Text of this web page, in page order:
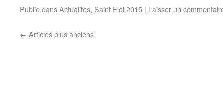
Publié dansActualités, Saint Eloi 2015 | Laisser un
← Articles plus anciens